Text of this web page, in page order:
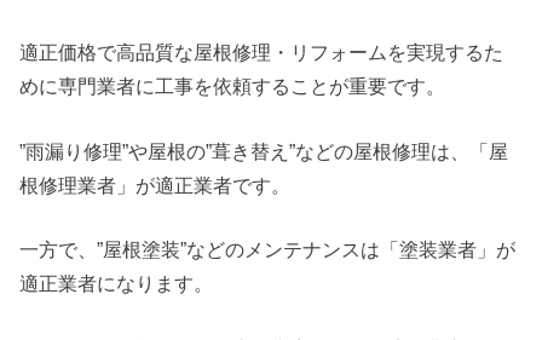
適正価格で高品質な屋根修理・リフォームを実現するた
めに専門業者に工事を依頼することが重要です。
”雨漏り修理”や屋根の”葺き替え”などの屋根修理は、「屋
根修理業者」が適正業者です。
一方で、”屋根塗装”などのメンテナンスは「塗装業者」が
適正業者になります。